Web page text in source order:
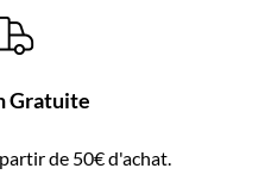
Gratuite
de 50€ d'achat.